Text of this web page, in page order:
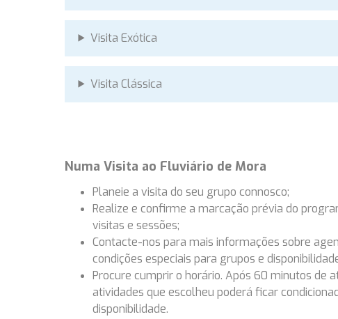
Visita Exótica
Visita Clássica
Numa Visita ao Fluviário de Mora
Planeie a visita do seu grupo connosco;
Realize e confirme a marcação prévia do
visitas e sessões;
Contacte-nos para mais informações sobre
condições especiais para grupos e
Procure cumprir o horário. Após 60 minutos de
atividades que escolheu poderá ficar
disponibilidade.